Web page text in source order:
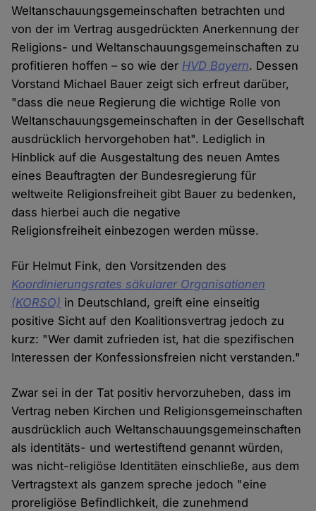
Weltanschauungsgemeinschaften betrachten und
von der im Vertrag ausgedrückten Anerkennung der
Religions- und Weltanschauungsgemeinschaften zu
profitieren hoffen – so wie der HVD Bayern. Dessen
Vorstand Michael Bauer zeigt sich erfreut darüber,
"dass die neue Regierung die wichtige Rolle von
Weltanschauungsgemeinschaften in der Gesellschaft
ausdrücklich hervorgehoben hat". Lediglich in
Hinblick auf die Ausgestaltung des neuen Amtes
eines Beauftragten der Bundesregierung für
weltweite Religionsfreiheit gibt Bauer zu bedenken,
dass hierbei auch die negative
Religionsfreiheit einbezogen werden müsse.
Für Helmut Fink, den Vorsitzenden des
Koordinierungsrates säkularer Organisationen
(KORSO) in Deutschland, greift eine einseitig
positive Sicht auf den Koalitionsvertrag jedoch zu
kurz: "Wer damit zufrieden ist, hat die spezifischen
Interessen der Konfessionsfreien nicht verstanden."
Zwar sei in der Tat positiv hervorzuheben, dass im
Vertrag neben Kirchen und Religionsgemeinschaften
ausdrücklich auch Weltanschauungsgemeinschaften
als identitäts- und wertestiftend genannt würden,
was nicht-religiöse Identitäten einschließe, aus dem
Vertragstext als ganzem spreche jedoch "eine
proreligiöse Befindlichkeit, die zunehmend